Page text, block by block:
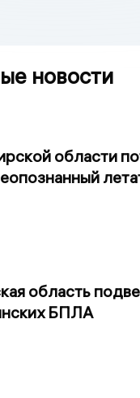
новости
области
область
БПЛА